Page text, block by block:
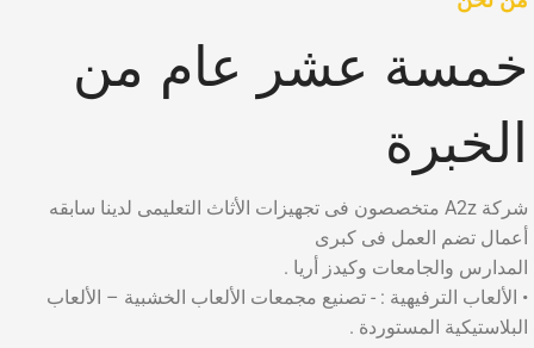
خمسة عشر عام من
الخبرة
شركة A2z متخصصون فى تجهيزات الأثاث التعليمى لدينا سابقه
أعمال تضم العمل فى كبرى
المدارس والجامعات وكيدز أريا .
• الألعاب الترفيهية : - تصنيع مجمعات الألعاب الخشبية – الألعاب
البلاستيكية المستوردة .